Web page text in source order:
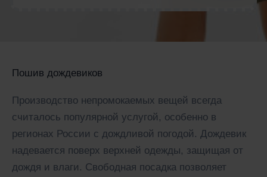
Пошив дождевиков
Производство непромокаемых вещей всегда
считалось популярной услугой, особенно в
регионах России с дождливой погодой. Дождевик
надевается поверх верхней одежды, защищая от
дождя и влаги. Свободная посадка позволяет